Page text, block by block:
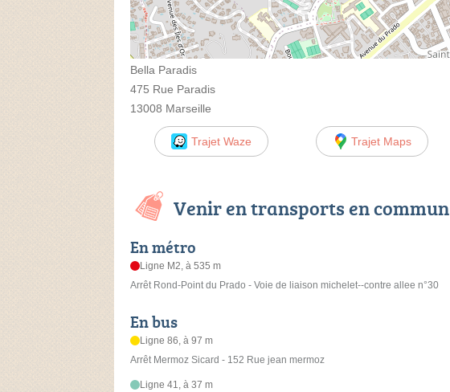
Bella Paradis
475 Rue Paradis
13008 Marseille
Trajet Waze Trajet Maps
Venir en transports en commun
En métro
Ligne M2, à 535 m
Arrêt Rond-Point du Prado - Voie de liaison michelet--contre allee n°30
En bus
Ligne 86, à 97 m
Arrêt Mermoz Sicard - 152 Rue jean mermoz
Ligne 41, à 37 m